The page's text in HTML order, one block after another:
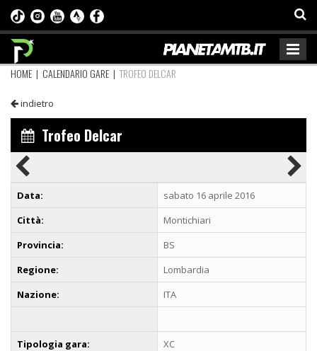
HOME | CALENDARIO GARE | TROFEO DELCAR
indietro
Trofeo Delcar
Data:
sabato 16 aprile 2016
Città:
Montichiari
Provincia:
BS
Regione:
Lombardia
Nazione:
ITA
Tipologia gara:
XC